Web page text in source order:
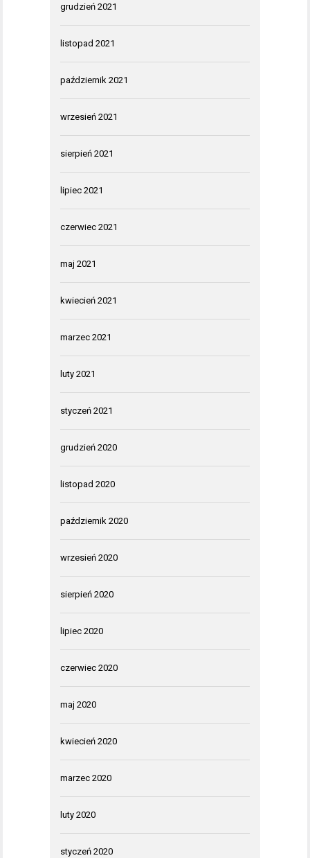
grudzień 2021
listopad 2021
październik 2021
wrzesień 2021
sierpień 2021
lipiec 2021
czerwiec 2021
maj 2021
kwiecień 2021
marzec 2021
luty 2021
styczeń 2021
grudzień 2020
listopad 2020
październik 2020
wrzesień 2020
sierpień 2020
lipiec 2020
czerwiec 2020
maj 2020
kwiecień 2020
marzec 2020
luty 2020
styczeń 2020